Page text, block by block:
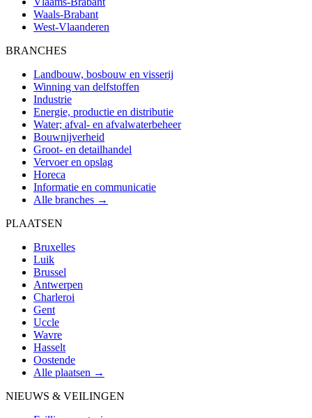
Waals-Brabant
West-Vlaanderen
BRANCHES
Landbouw, bosbouw en visserij
Winning van delfstoffen
Industrie
Energie, productie en distributie
Water; afval- en afvalwaterbeheer
Bouwnijverheid
Groot- en detailhandel
Vervoer en opslag
Horeca
Informatie en communicatie
Alle branches →
PLAATSEN
Bruxelles
Luik
Brussel
Antwerpen
Charleroi
Gent
Uccle
Wavre
Hasselt
Oostende
Alle plaatsen →
NIEUWS & VEILINGEN